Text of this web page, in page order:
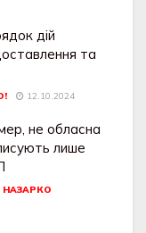
дій
та
12.10.2024
не обласна
лише
НАЗАРКО